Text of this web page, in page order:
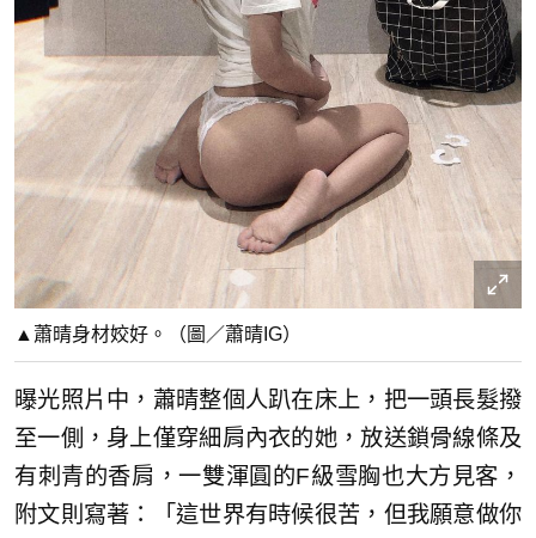
▲蕭晴身材姣好。（圖／蕭晴IG）
曝光照片中，蕭晴整個人趴在床上，把一頭長髮撥
至一側，身上僅穿細肩內衣的她，放送鎖骨線條及
有刺青的香肩，一雙渾圓的F級雪胸也大方見客，
附文則寫著：「這世界有時候很苦，但我願意做你